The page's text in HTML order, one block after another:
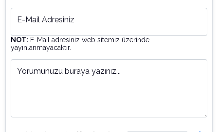
E-Mail Adresiniz
NOT: E-Mail adresiniz web sitemiz üzerinde
yayınlanmayacaktır.
Yorumunuzu buraya yazınız...